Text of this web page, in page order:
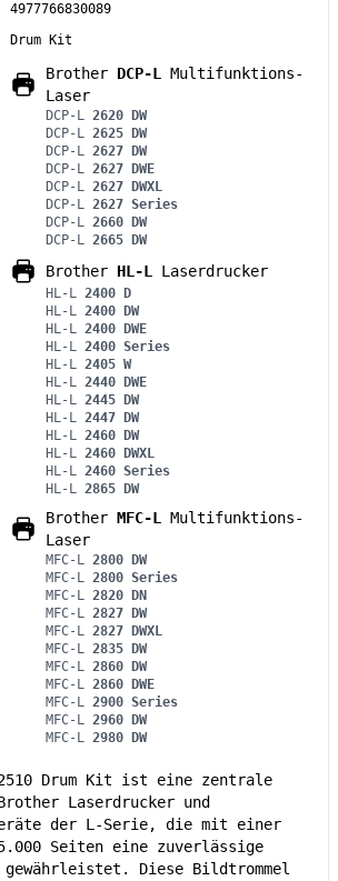
4977766830089
Drum Kit
Brother DCP-L Multifunktions-
Laser
DCP-L 2620 DW
DCP-L 2625 DW
DCP-L 2627 DW
DCP-L 2627 DWE
DCP-L 2627 DWXL
DCP-L 2627 Series
DCP-L 2660 DW
DCP-L 2665 DW
Brother HL-L Laserdrucker
HL-L 2400 D
HL-L 2400 DW
HL-L 2400 DWE
HL-L 2400 Series
HL-L 2405 W
HL-L 2440 DWE
HL-L 2445 DW
HL-L 2447 DW
HL-L 2460 DW
HL-L 2460 DWXL
HL-L 2460 Series
HL-L 2865 DW
Brother MFC-L Multifunktions-
Laser
MFC-L 2800 DW
MFC-L 2800 Series
MFC-L 2820 DN
MFC-L 2827 DW
MFC-L 2827 DWXL
MFC-L 2835 DW
MFC-L 2860 DW
MFC-L 2860 DWE
MFC-L 2900 Series
MFC-L 2960 DW
MFC-L 2980 DW
2510 Drum Kit ist eine zentrale
Laserdrucker und
der L-Serie, die mit einer
Seiten eine zuverlässige
gewährleistet. Diese Bildtrommel